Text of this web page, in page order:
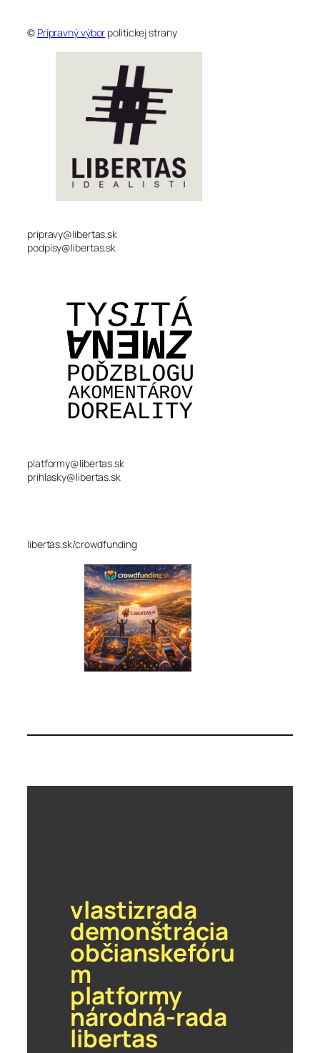
© Prípravný výbor politickej strany
pripravy@libertas.sk
podpisy@libertas.sk
platformy@libertas.sk
prihlasky@libertas.sk
libertas.sk/crowdfunding
vlastizrada
demonštrácia
občianskefóru
m
platformy
národná-rada
libertas